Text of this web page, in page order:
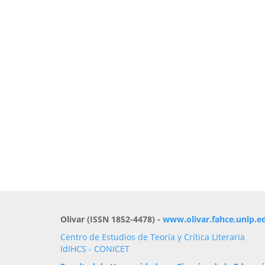
Olivar (ISSN 1852-4478) -
Centro de Estudios de Teoría y Crítica Literaria
IdIHCS - CONICET